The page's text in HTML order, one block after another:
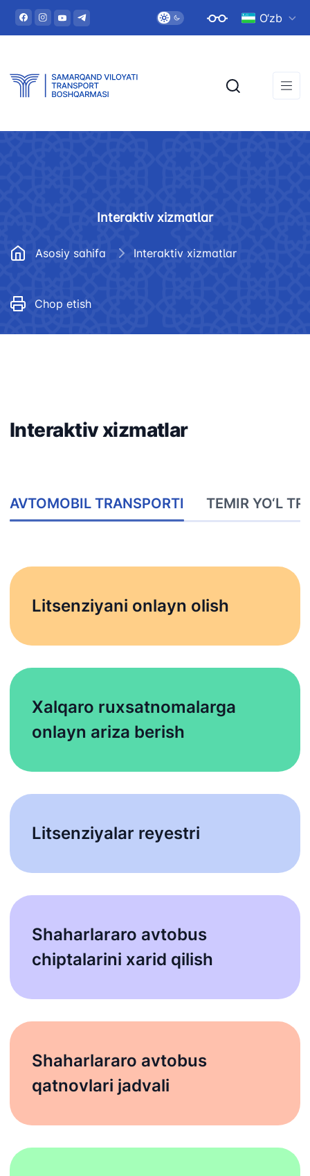
O‘zb
Interaktiv xizmatlar
Asosiy sahifa Interaktiv xizmatlar
Chop etish
Interaktiv xizmatlar
AVTOMOBIL TRANSPORTI TEMIR YO‘L
Litsenziyani onlayn olish
Xalqaro ruxsatnomalarga
onlayn ariza berish
Litsenziyalar reyestri
Shaharlararo avtobus
chiptalarini xarid qilish
Shaharlararo avtobus
qatnovlari jadvali